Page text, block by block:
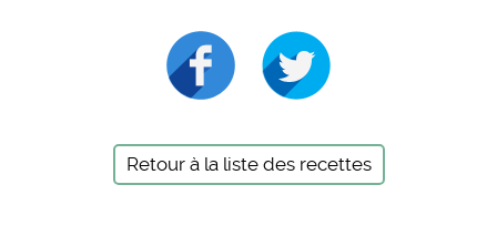
Retour à la liste des recettes